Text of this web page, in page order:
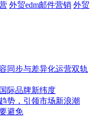
外贸edm邮件营销 外贸
同步与差异化运营双轨
际品牌新纬度
势，引领市场新浪潮
避免